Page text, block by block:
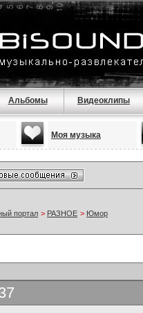
Альбомы Видеоклипы
Моя музыка
портал > РАЗНОЕ > Юмор